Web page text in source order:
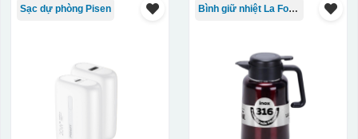
Sạc dự phòng Pisen Bình giữ nhiệt La Fonte